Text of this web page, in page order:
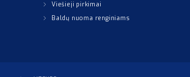
Viešieji pirkimai
Baldų nuoma renginiams